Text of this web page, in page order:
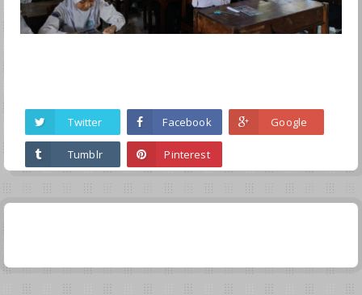
Twitter Facebook Google
Tumblr Pinterest